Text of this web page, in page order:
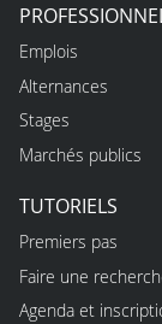
Emplois
Alternances
Stages
Marchés publics
TUTORIELS
Premiers pas
Faire une
Agenda et